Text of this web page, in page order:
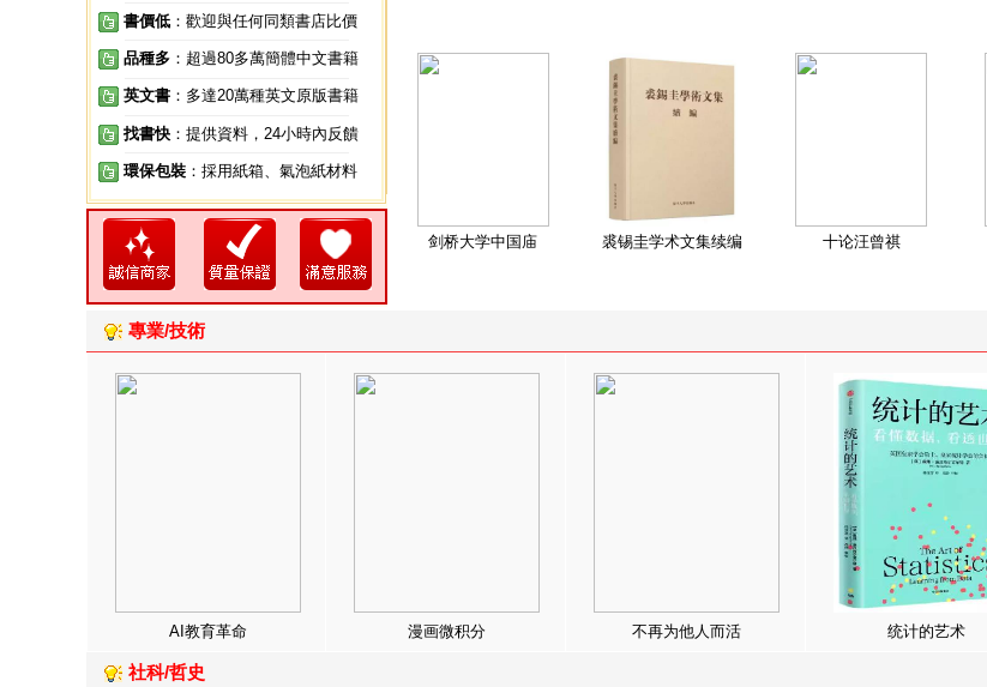
書價低 ：歡迎與任何同類書店比價
品種多 ：超過80多萬簡體中文書籍
英文書 ：多達20萬種英文原版書籍
找書快 ：提供資料，24小時內反饋
環保包裝 ：採用紙箱、氣泡紙材料
剑桥大学中国庙 裘锡圭学术文集续编 十论汪曾祺
專業/技術
AI教育革命 漫画微积分 不再为他人而活 统计的艺术
社科/哲史